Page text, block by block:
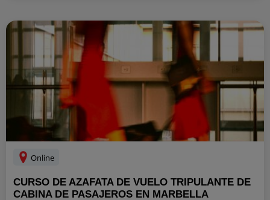
Online
CURSO DE AZAFATA DE VUELO TRIPULANTE DE
CABINA DE PASAJEROS EN MARBELLA